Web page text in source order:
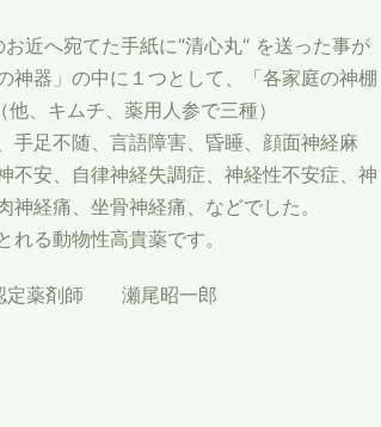
近へ宛てた手紙に“清心丸“ を送った事が
神器」の中に１つとして、「各家庭の神棚
、キムチ、薬用人参で三種）
手足不随、言語障害、昏睡、顔面神経麻
不安、自律神経失調症、神経性不安症、神
経痛、坐骨神経痛、などでした。
る動物性高貴薬です。
定薬剤師 瀬尾昭一郎